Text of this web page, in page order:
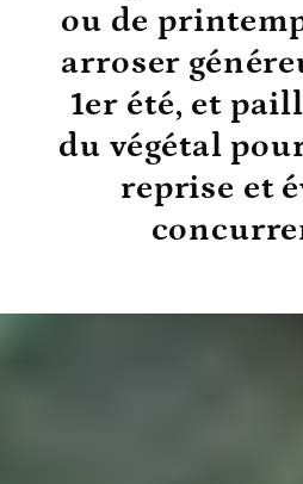
ou de
arroser
1er été, et
du végétal
reprise et